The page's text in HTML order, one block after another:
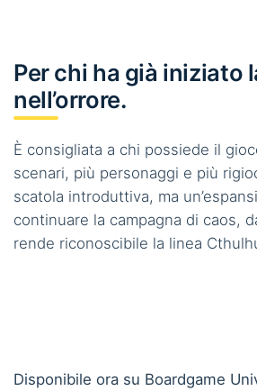
Per chi ha già iniziato
nell’orrore.
È consigliata a chi possiede il
scenari, più personaggi e più
scatola introduttiva, ma
continuare la campagna di caos,
rende riconoscibile la linea
Disponibile ora su Boardgame